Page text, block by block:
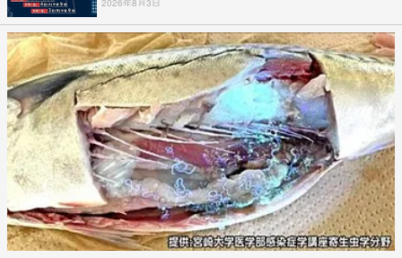
2026年8月3日